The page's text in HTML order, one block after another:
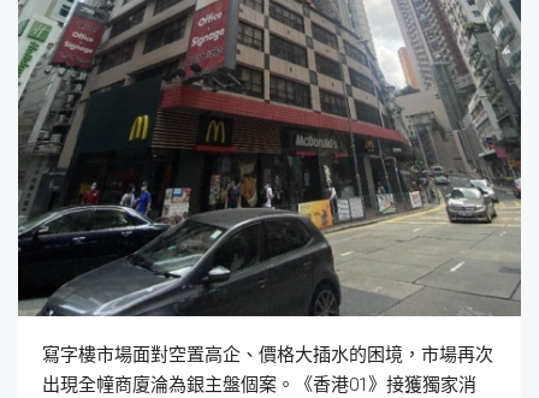
寫字樓市場面對空置高企、價格大插水的困境，市場再次
出現全幢商廈淪為銀主盤個案。《香港01》接獲獨家消